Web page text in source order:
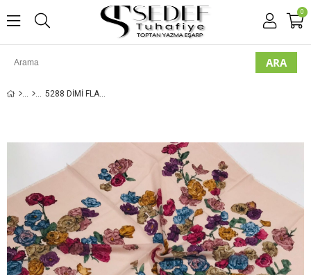
0
5288 DIMI FLAMLI POLOIST EŞARP